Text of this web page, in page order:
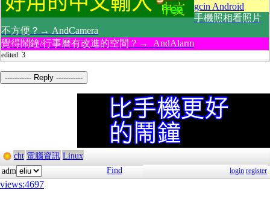
gcin Android
手機照相看照片
不方便？→ AndCamera
覺得鬧鐘/行事曆有改進的空間？→ AndAlarm
edited: 3
----------- Reply -----------
cht 電腦資訊 Linux
adm
Find login register
views:4697